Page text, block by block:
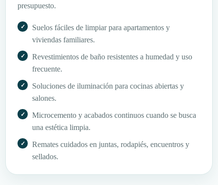
presupuesto.
Suelos fáciles de limpiar para apartamentos y
viviendas familiares.
Revestimientos de baño resistentes a humedad y uso
frecuente.
Soluciones de iluminación para cocinas abiertas y
salones.
Microcemento y acabados continuos cuando se busca
una estética limpia.
Remates cuidados en juntas, rodapiés, encuentros y
sellados.